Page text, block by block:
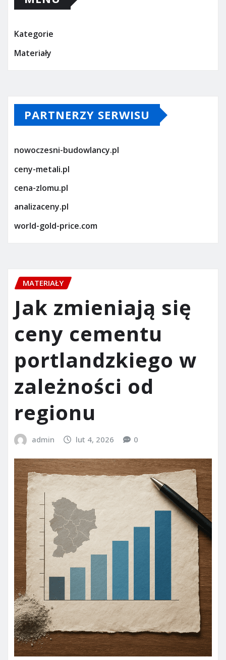
Kategorie
Materiały
PARTNERZY SERWISU
nowoczesni-budowlancy.pl
ceny-metali.pl
cena-zlomu.pl
analizaceny.pl
world-gold-price.com
MATERIAŁY
Jak zmieniają się
ceny cementu
portlandzkiego w
zależności od
regionu
admin lut 4, 2026 0